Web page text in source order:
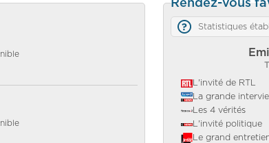
Rendez-vous
Statistiques
L'invité de RTL
La grande
Les 4 vérités
L'invité politique
Le grand